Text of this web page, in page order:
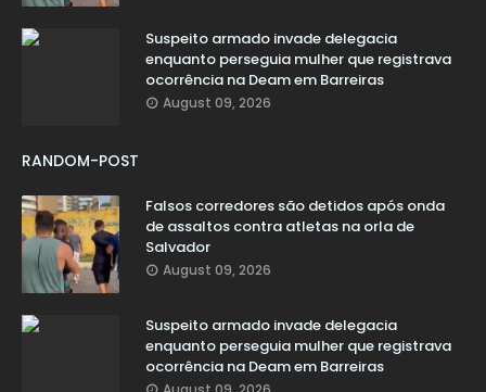
Suspeito armado invade delegacia
enquanto perseguia mulher que registrava
ocorrência na Deam em Barreiras
August 09, 2026
RANDOM-POST
Falsos corredores são detidos após onda
de assaltos contra atletas na orla de
Salvador
August 09, 2026
Suspeito armado invade delegacia
enquanto perseguia mulher que registrava
ocorrência na Deam em Barreiras